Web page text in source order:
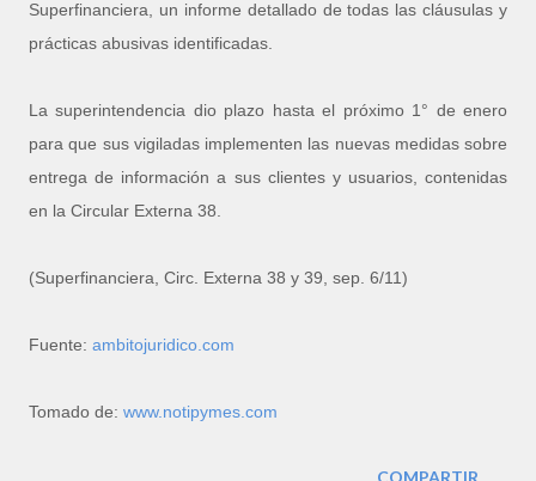
Superfinanciera, un informe detallado de todas las cláusulas y
prácticas abusivas identificadas.
La superintendencia dio plazo hasta el próximo 1° de enero
para que sus vigiladas implementen las nuevas medidas sobre
entrega de información a sus clientes y usuarios, contenidas
en la Circular Externa 38.
(Superfinanciera, Circ. Externa 38 y 39, sep. 6/11)
Fuente: ambitojuridico.com
Tomado de: www.notipymes.com
COMPARTIR